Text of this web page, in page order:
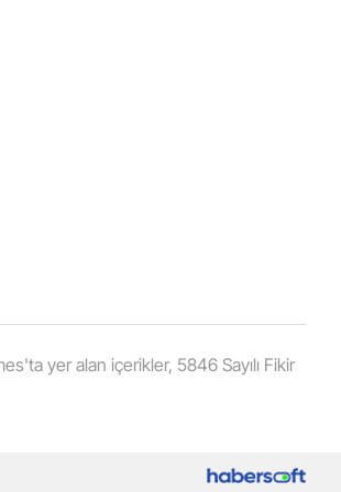
yer alan içerikler, 5846 Sayılı Fikir